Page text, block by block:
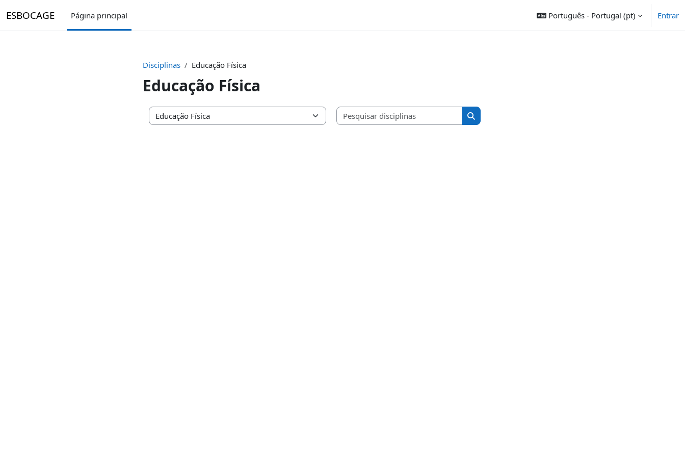
ESBOCAGE Página principal Português - Portugal ‎(pt)‎ Entrar
Disciplinas Educação Física
Educação Física
Categorias de disciplinas
Pesquisar disciplinas
Pesquisar disciplinas